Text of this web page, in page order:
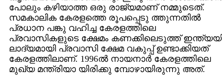
പോലും കഴിയാത്ത ഒരു രാജ്യമാണ് നമ്മുടെത്.
സമകാലിക കേരളത്തെ രൂപപ്പെടു ത്തുന്നതില്‍
പ്രധാന പങ്കു വഹിച്ച കേരളത്തിലെ
പ്രവാസികളുടെ ക്ഷേമം കണക്കിലെടുത്ത്
ലാദ്യമായി പ്രവാസി ക്ഷേമ വകുപ്പ് ഉണ്ടാക്കിയത്
കേരളത്തിലാണ്. 1996ല്‍ നായനാര്‍ കേരളത്തിലെ
മുഖ്യ മന്ത്രിയാ യിരിക്കു മ്പോഴായിരുന്നു അത്.